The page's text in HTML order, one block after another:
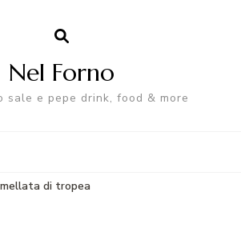
Nel Forno
sale e pepe drink, food & more
di tropea